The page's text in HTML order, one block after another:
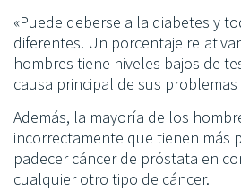
«Puede deberse a la diabetes y
diferentes. Un porcentaje
hombres tiene niveles bajos de
causa principal de sus problemas
Además, la mayoría de los
incorrectamente que tienen más
padecer cáncer de próstata en
cualquier otro tipo de cáncer.